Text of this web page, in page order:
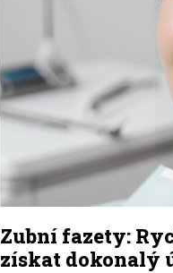
Zubní fazety:
získat dokonalý